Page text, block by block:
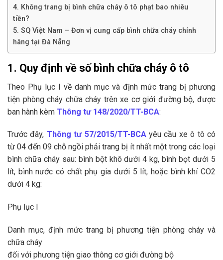
4. Không trang bị bình chữa cháy ô tô phạt bao nhiêu
tiền?
5. SQ Việt Nam – Đơn vị cung cấp bình chữa cháy chính
hãng tại Đà Nẵng
1. Quy định về số bình chữa cháy ô tô
Theo Phụ lục I về danh mục và định mức trang bị phương
tiện phòng cháy chữa cháy trên xe cơ giới đường bộ, được
ban hành kèm Thông tư 148/2020/TT-BCA:
Trước đây, Thông tư 57/2015/TT-BCAyêu cầu xe ô tô có
từ 04 đến 09 chỗ ngồi phải trang bị ít nhất một trong các loại
bình chữa cháy sau: bình bột khô dưới 4 kg, bình bọt dưới 5
lít, bình nước có chất phụ gia dưới 5 lít, hoặc bình khí CO2
dưới 4 kg:
Phụ lục I
Danh mục, định mức trang bị phương tiện phòng cháy và
chữa cháy
đối với phương tiện giao thông cơ giới đường bộ